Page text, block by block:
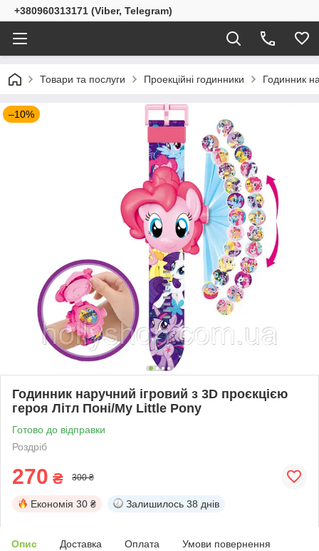
+380960313171 (Viber, Telegram)
Товари та послуги Проекційні годинники Годинник
–10%
Годинник наручний ігровий з 3D проєкцією
героя Літл Поні/My Little Pony
Готово до відправки
Роздріб
270 ₴ 300 ₴
Економія 30 ₴ Залишилось 38 днів
Опис Доставка Оплата Умови повернення